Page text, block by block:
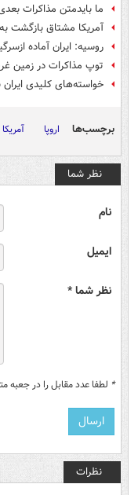
ما بایدمتن مذاکرات
آمریکا مشتاق بازگشت
روسیه: ایران آماده
توپ مذاکرات در زمین
خواسته‌های کلیدی
برچسب‌ها اروپا آمریکا
نظر شما
نام
ایمیل
نظر شما *
* لطفا عدد مقابل را در جعبه
نظرات